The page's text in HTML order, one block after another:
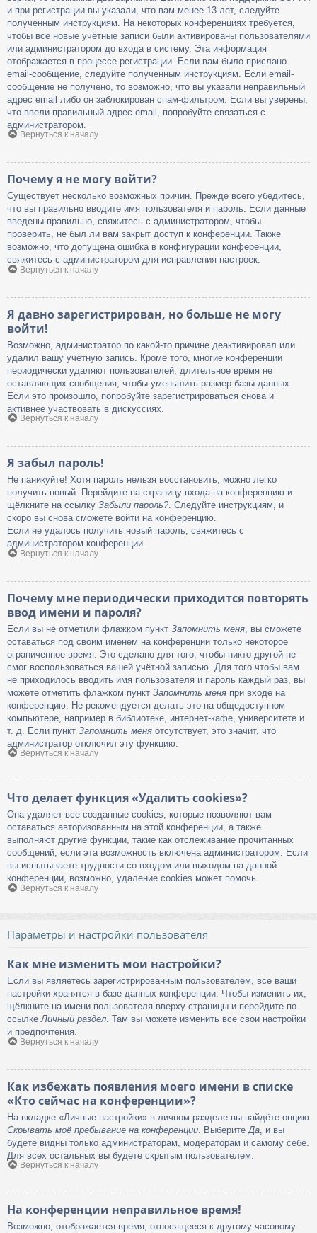
и при регистрации вы указали, что вам менее 13 лет, следуйте
полученным инструкциям. На некоторых конференциях требуется,
чтобы все новые учётные записи были активированы пользователями
или администратором до входа в систему. Эта информация
отображается в процессе регистрации. Если вам было прислано
email-сообщение, следуйте полученным инструкциям. Если email-
сообщение не получено, то возможно, что вы указали неправильный
адрес email либо он заблокирован спам-фильтром. Если вы уверены,
что ввели правильный адрес email, попробуйте связаться с
администратором.
Вернуться к началу
Почему я не могу войти?
Существует несколько возможных причин. Прежде всего убедитесь,
что вы правильно вводите имя пользователя и пароль. Если данные
введены правильно, свяжитесь с администратором, чтобы
проверить, не был ли вам закрыт доступ к конференции. Также
возможно, что допущена ошибка в конфигурации конференции,
свяжитесь с администратором для исправления настроек.
Вернуться к началу
Я давно зарегистрирован, но больше не могу
войти!
Возможно, администратор по какой-то причине деактивировал или
удалил вашу учётную запись. Кроме того, многие конференции
периодически удаляют пользователей, длительное время не
оставляющих сообщения, чтобы уменьшить размер базы данных.
Если это произошло, попробуйте зарегистрироваться снова и
активнее участвовать в дискуссиях.
Вернуться к началу
Я забыл пароль!
Не паникуйте! Хотя пароль нельзя восстановить, можно легко
получить новый. Перейдите на страницу входа на конференцию и
щёлкните на ссылку Забыли пароль?. Следуйте инструкциям, и
скоро вы снова сможете войти на конференцию.
Если не удалось получить новый пароль, свяжитесь с
администратором конференции.
Вернуться к началу
Почему мне периодически приходится повторять
ввод имени и пароля?
Если вы не отметили флажком пункт Запомнить меня , вы сможете
оставаться под своим именем на конференции только некоторое
ограниченное время. Это сделано для того, чтобы никто другой не
смог воспользоваться вашей учётной записью. Для того чтобы вам
не приходилось вводить имя пользователя и пароль каждый раз, вы
можете отметить флажком пункт Запомнить меня при входе на
конференцию. Не рекомендуется делать это на общедоступном
компьютере, например в библиотеке, интернет-кафе, университете и
т. д. Если пункт Запомнить меня отсутствует, это значит, что
администратор отключил эту функцию.
Вернуться к началу
Что делает функция «Удалить cookies»?
Она удаляет все созданные cookies, которые позволяют вам
оставаться авторизованным на этой конференции, а также
выполняют другие функции, такие как отслеживание прочитанных
сообщений, если эта возможность включена администратором. Если
вы испытываете трудности со входом или выходом на данной
конференции, возможно, удаление cookies может помочь.
Вернуться к началу
Параметры и настройки пользователя
Как мне изменить мои настройки?
Если вы являетесь зарегистрированным пользователем, все ваши
настройки хранятся в базе данных конференции. Чтобы изменить их,
щёлкните на имени пользователя вверху страницы и перейдите по
ссылкеЛичный раздел. Там вы можете изменить все свои настройки
и предпочтения.
Вернуться к началу
Как избежать появления моего имени в списке
«Кто сейчас на конференции»?
На вкладке «Личные настройки» в личном разделе вы найдёте опцию
Скрывать моё пребывание на конференции . Выберите Да , и вы
будете видны только администраторам, модераторам и самому себе.
Для всех остальных вы будете скрытым пользователем.
Вернуться к началу
На конференции неправильное время!
Возможно, отображается время, относящееся к другому часовому